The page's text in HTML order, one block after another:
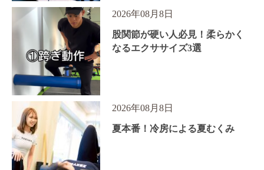
2026年08月8日
股関節が硬い人必見！柔らかく
なるエクササイズ3選
2026年08月8日
夏本番！冷房による夏むくみ